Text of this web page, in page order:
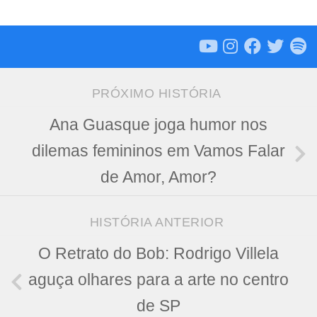
PRÓXIMO HISTÓRIA
Ana Guasque joga humor nos
dilemas femininos em Vamos Falar
de Amor, Amor?
HISTÓRIA ANTERIOR
O Retrato do Bob: Rodrigo Villela
aguça olhares para a arte no centro
de SP